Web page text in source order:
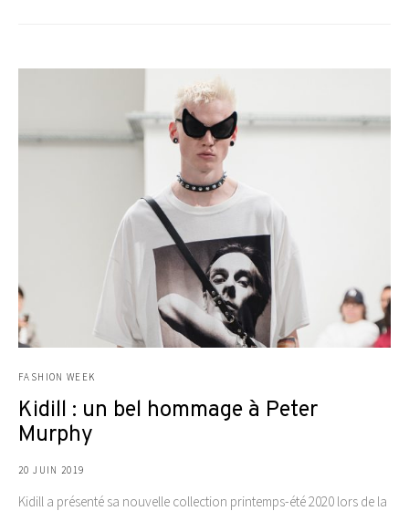
FASHION WEEK
Kidill : un bel hommage à Peter
Murphy
20 JUIN 2019
Kidill a présenté sa nouvelle collection printemps-été 2020 lors de la